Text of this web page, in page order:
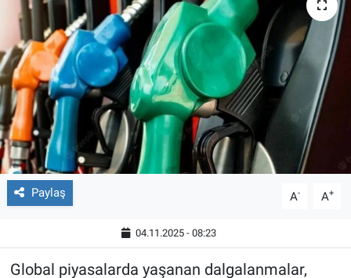
Paylaş A- A+
04.11.2025 - 08:23
Global piyasalarda yaşanan dalgalanmalar,